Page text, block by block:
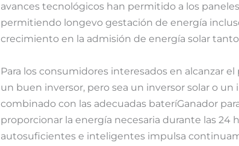
avances tecnológicos han permitido a los
permitiendo longevo gestación de energía
crecimiento en la admisión de energía solar
Para los consumidores interesados en alcanzar
un buen inversor, pero sea un inversor solar o
combinado con las adecuadas bateríGanador
proporcionar la energía necesaria durante las 24
autosuficientes e inteligentes impulsa